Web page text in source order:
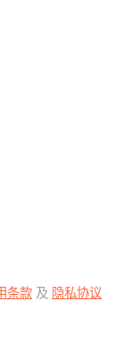
条款及 隐私协议